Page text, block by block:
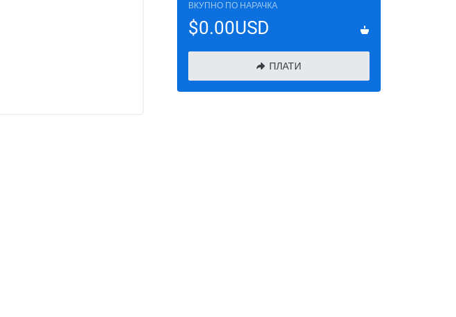
$0.00USD
ВКУПНО ПО НАРАЧКА
ПЛАТИ